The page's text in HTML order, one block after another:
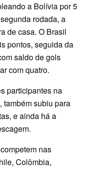
a Bolívia por 5
rodada, a
de casa. O Brasil
pontos, seguida da
saldo de gols
com quatro.
participantes na
também subiu para
e ainda há a
nas
Colômbia,